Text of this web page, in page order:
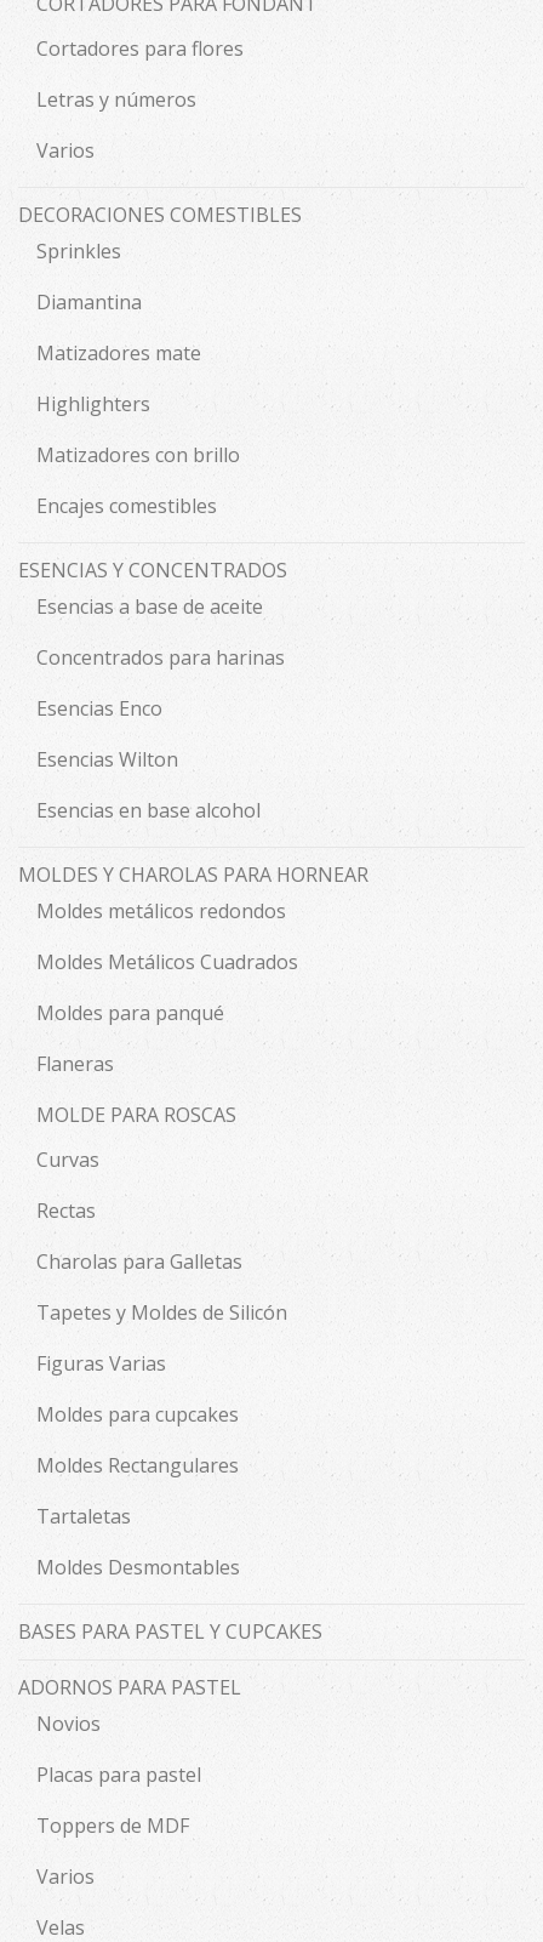
Cortadores para flores
Letras y números
Varios
DECORACIONES COMESTIBLES
Sprinkles
Diamantina
Matizadores mate
Highlighters
Matizadores con brillo
Encajes comestibles
ESENCIAS Y CONCENTRADOS
Esencias a base de aceite
Concentrados para harinas
Esencias Enco
Esencias Wilton
Esencias en base alcohol
MOLDES Y CHAROLAS PARA HORNEAR
Moldes metálicos redondos
Moldes Metálicos Cuadrados
Moldes para panqué
Flaneras
MOLDE PARA ROSCAS
Curvas
Rectas
Charolas para Galletas
Tapetes y Moldes de Silicón
Figuras Varias
Moldes para cupcakes
Moldes Rectangulares
Tartaletas
Moldes Desmontables
BASES PARA PASTEL Y CUPCAKES
ADORNOS PARA PASTEL
Novios
Placas para pastel
Toppers de MDF
Varios
Velas